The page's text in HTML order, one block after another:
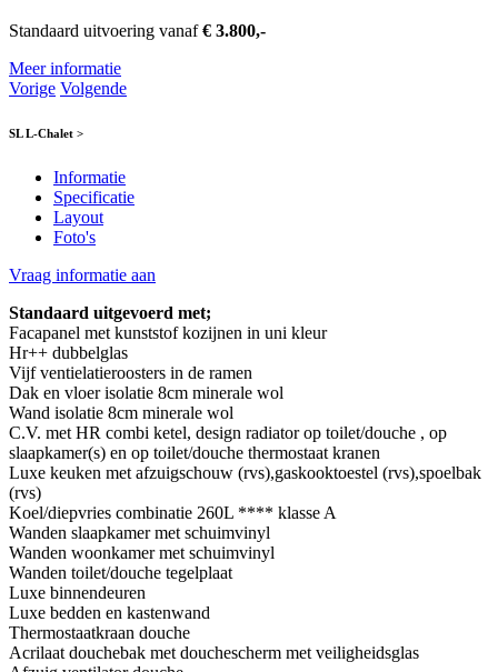
Standaard uitvoering vanaf€ 3.800,-
Meer informatie
Vorige Volgende
SL L-Chalet >
Informatie
Specificatie
Layout
Foto's
Vraag informatie aan
Standaard uitgevoerd met;
Facapanel met kunststof kozijnen in uni kleur
Hr++ dubbelglas
Vijf ventielatieroosters in de ramen
Dak en vloer isolatie 8cm minerale wol
Wand isolatie 8cm minerale wol
C.V. met HR combi ketel, design radiator op toilet/douche , op
slaapkamer(s) en op toilet/douche thermostaat kranen
Luxe keuken met afzuigschouw (rvs),gaskooktoestel (rvs),spoelbak
(rvs)
Koel/diepvries combinatie 260L **** klasse A
Wanden slaapkamer met schuimvinyl
Wanden woonkamer met schuimvinyl
Wanden toilet/douche tegelplaat
Luxe binnendeuren
Luxe bedden en kastenwand
Thermostaatkraan douche
Acrilaat douchebak met douchescherm met veiligheidsglas